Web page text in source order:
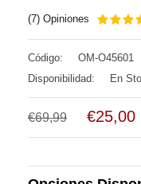
(7) Opiniones
Código:
OM-O45601
Disponibilidad:
En
€69,99 €25,00